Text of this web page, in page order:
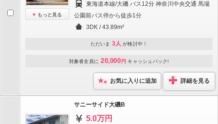
もっと見る
東海道本線/大磯 バス12分 神奈川中央交通 馬場
公園前バス停から徒歩1分
3DK / 43.89m²
ただいま 3人 が検討中！
対象者全員に 20,000 円 キャッシュバック!
お気に入りに追加 詳細を見る
サニーサイド大磯B
5.0万円